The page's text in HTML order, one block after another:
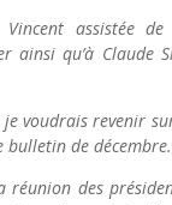
assistée
qu’à Claude
voudrais revenir
bulletin de décembre.
des